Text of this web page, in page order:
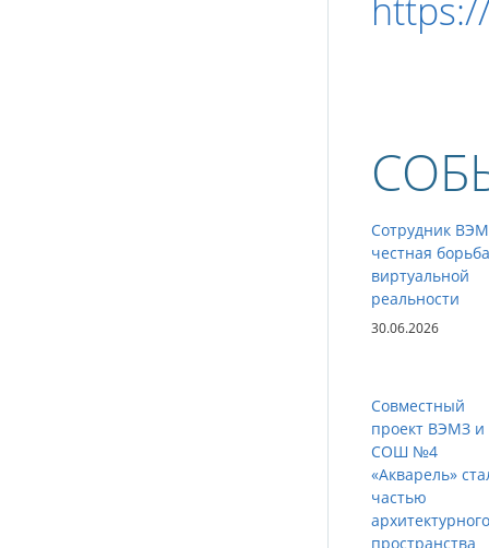
Сотрудник
честная
виртуальной
реальности
30.06.2026
Совместный
проект ВЭМЗ и
СОШ №4
«Акварель»
частью
архитектурного
пространства